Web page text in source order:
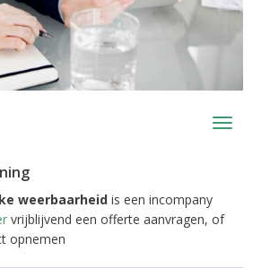
Toggle
weerbaarheid is een incompany
vrijblijvend een offerte aanvragen, of
opnemen